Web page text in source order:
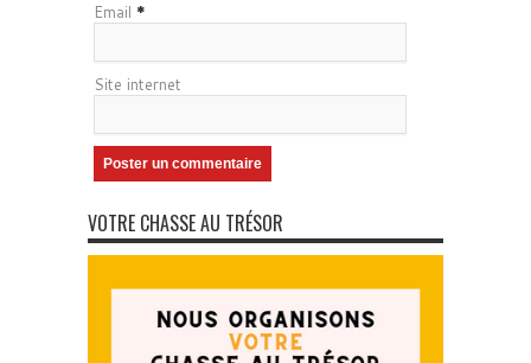
Email *
Site internet
VOTRE CHASSE AU TRÉSOR